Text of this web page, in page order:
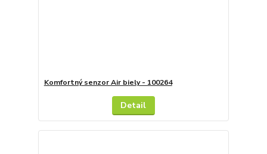
Komfortný senzor Air biely - 100264
Detail